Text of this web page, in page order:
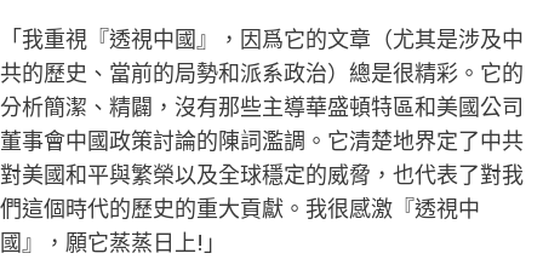
「我重視『透視中國』，因爲它的文章（尤其是涉及中
共的歷史、當前的局勢和派系政治）總是很精彩。它的
分析簡潔、精闢，沒有那些主導華盛頓特區和美國公司
董事會中國政策討論的陳詞濫調。它清楚地界定了中共
對美國和平與繁榮以及全球穩定的威脅，也代表了對我
們這個時代的歷史的重大貢獻。我很感激『透視中
國』，願它蒸蒸日上!」